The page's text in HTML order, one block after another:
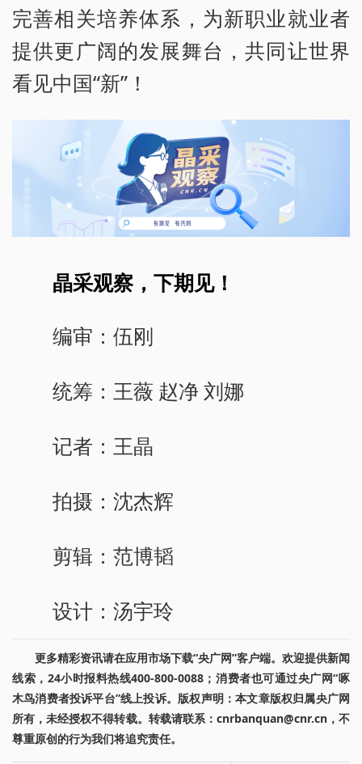
完善相关培养体系，为新职业就业者
提供更广阔的发展舞台，共同让世界
看见中国“新”！
晶采观察，下期见！
编审：伍刚
统筹：王薇 赵净 刘娜
记者：王晶
拍摄：沈杰辉
剪辑：范博韬
设计：汤宇玲
更多精彩资讯请在应用市场下载“央广网”客户端。欢迎提供新闻
线索，24小时报料热线400-800-0088；消费者也可通过央广网“啄
木鸟消费者投诉平台”线上投诉。版权声明：本文章版权归属央广网
所有，未经授权不得转载。转载请联系：cnrbanquan@cnr.cn，不
尊重原创的行为我们将追究责任。